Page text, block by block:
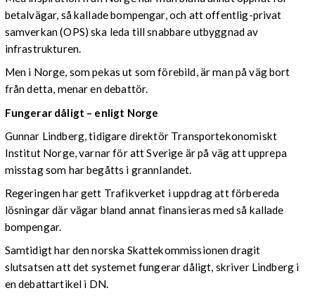
betalvägar, så kallade bompengar, och att offentlig-privat
samverkan (OPS) ska leda till snabbare utbyggnad av
infrastrukturen.
Men i Norge, som pekas ut som förebild, är man på väg bort
från detta, menar en debattör.
Fungerar dåligt – enligt Norge
Gunnar Lindberg, tidigare direktör Transportekonomiskt
Institut Norge, varnar för att Sverige är på väg att upprepa
misstag som har begåtts i grannlandet.
Regeringen har gett Trafikverket i uppdrag att förbereda
lösningar där vägar bland annat finansieras med så kallade
bompengar.
Samtidigt har den norska Skattekommissionen dragit
slutsatsen att det systemet fungerar dåligt, skriver Lindberg i
en debattartikel i DN.